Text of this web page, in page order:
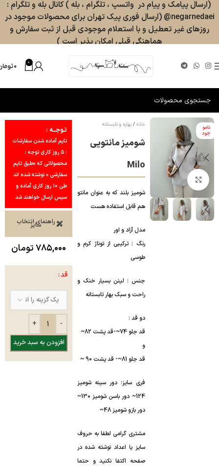
0 ۰
نامو
جود
بزرگنمایی تصویر
خانه بهاره و تابستانه
شومیز مانتویی
Milo
شومیز بلند که به عنوان مانتو
هم قابل استفاده هست
مدل آزاد و اور ‌
رنگ : ترکیبی از توناژ کرم و
طوسی
جنس : لینن بسیار خنک و
راحت و سبک بهار تابستانه
دو قد :
قد جلو 74~-قد پشت 82~
و
قد جلو 81~- قد پشت 90 ~
فری سایز: دور سینه شومیز
124~ دور باسن شومیز 130~
دور بازو شومیز 48~
مشتری گرامی لطفا به حروف
سایز یا اعداد نوشته شده در
صفحه اکتفا نکنید و حتما
تـوجــه :
تایم آماده شدن سفارشات
: ۵ روز کاری توجه :
محصولاتی که «طبق تایم
سفارشی » نوشته شده اند
طی ۱۰ روز کاری آماده و
سپس ارسال خواهند شد
راهنمای انتخاب
سایز
۷۸۵,۰۰۰تومان
قد
افزودن به سبد خرید
(ارسال پیامک و پیام در واتسپ ، تلگرام ، بله ) کانال بله و تلگرام :
negarnedaei@ (ارسال فوری پیک تهران برای محصولات موجود در
روزهای غیر تعطیل و با استعلام موجودی قبل از ثبت سفارش و
هماهنگی قبلی امکان پذیر است )